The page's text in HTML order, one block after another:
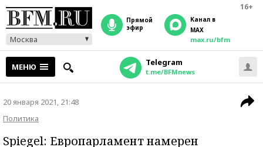
16+
Москва
прямой
эфир
Канал в
MAX
max.ru/bfm
МЕНЮ Telegram
t.me/BFMnews
20 января 2021, 21:48
Политика
Spiegel: Европарламент намерен